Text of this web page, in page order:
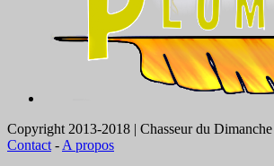
Copyright 2013-2018 | Chasseur du
Contact - A propos